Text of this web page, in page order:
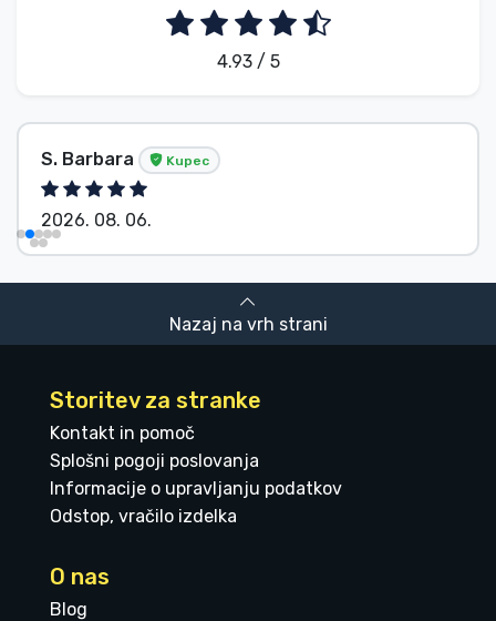
4.93 / 5
S. Barbara Kupec
2026. 08. 06.
Nazaj na vrh strani
Storitev za stranke
Kontakt in pomoč
Splošni pogoji poslovanja
Informacije o upravljanju podatkov
Odstop, vračilo izdelka
O nas
Blog